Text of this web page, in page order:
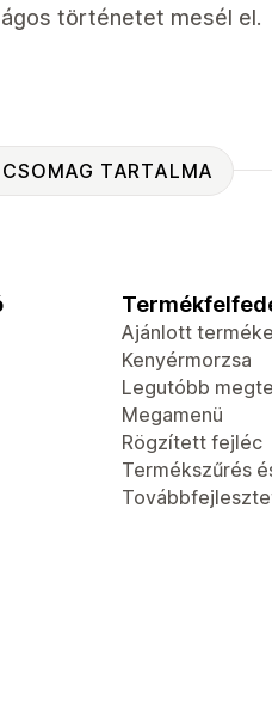
történetet mesél el.
TARTALMA
Ajánlott
Kenyérmorzsa
Legutóbb
Megamenü
Rögzített fejléc
Termékszűrés